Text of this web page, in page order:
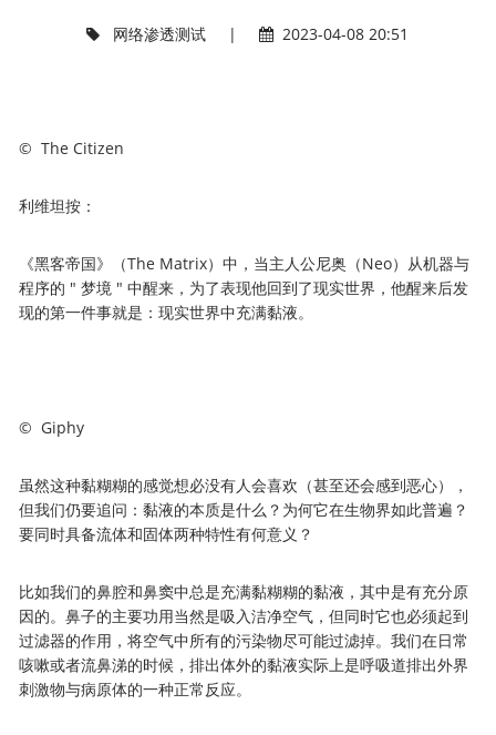
网络渗透测试 | 2023-04-08 20:51
© The Citizen
利维坦按：
《黑客帝国》（The Matrix）中，当主人公尼奥（Neo）从机器与
程序的 " 梦境 " 中醒来，为了表现他回到了现实世界，他醒来后发
现的第一件事就是：现实世界中充满黏液。
© Giphy
虽然这种黏糊糊的感觉想必没有人会喜欢（甚至还会感到恶心），
但我们仍要追问：黏液的本质是什么？为何它在生物界如此普遍？
要同时具备流体和固体两种特性有何意义？
比如我们的鼻腔和鼻窦中总是充满黏糊糊的黏液，其中是有充分原
因的。鼻子的主要功用当然是吸入洁净空气，但同时它也必须起到
过滤器的作用，将空气中所有的污染物尽可能过滤掉。我们在日常
咳嗽或者流鼻涕的时候，排出体外的黏液实际上是呼吸道排出外界
刺激物与病原体的一种正常反应。